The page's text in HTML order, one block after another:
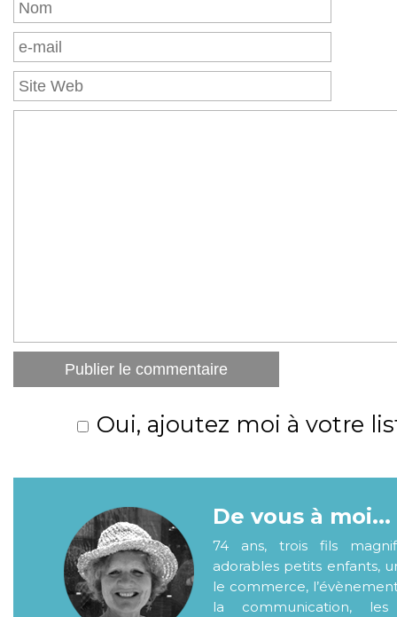
Oui, ajoutez moi à votre
De vous à moi...
74 ans, trois fils
adorables petits enfants,
le commerce,
la communication,